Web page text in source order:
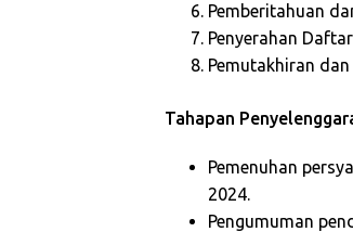
Pemberitahuan
Penyerahan
Pemutakhiran
Tahapan
Pemenuhan
2024.
Pengumuman